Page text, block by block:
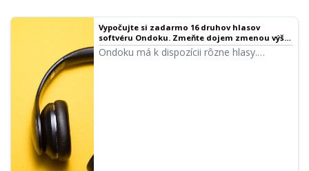
Vypočujte si zadarmo 16 druhov hlasov
softvéru Ondoku. Zmeňte dojem zmenou výšky
｜Softvér na čítanie textu Ondoku
Ondoku má k dispozícii rôzne hlasy.